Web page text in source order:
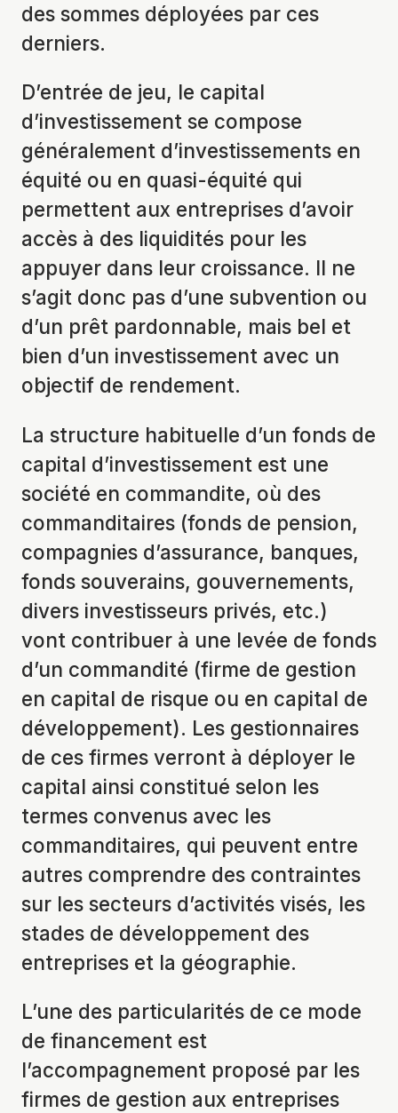
des sommes déployées par ces
derniers.
D’entrée de jeu, le capital
d’investissement se compose
généralement d’investissements en
équité ou en quasi-équité qui
permettent aux entreprises d’avoir
accès à des liquidités pour les
appuyer dans leur croissance. Il ne
s’agit donc pas d’une subvention ou
d’un prêt pardonnable, mais bel et
bien d’un investissement avec un
objectif de rendement.
La structure habituelle d’un fonds de
capital d’investissement est une
société en commandite, où des
commanditaires (fonds de pension,
compagnies d’assurance, banques,
fonds souverains, gouvernements,
divers investisseurs privés, etc.)
vont contribuer à une levée de fonds
d’un commandité (firme de gestion
en capital de risque ou en capital de
développement). Les gestionnaires
de ces firmes verront à déployer le
capital ainsi constitué selon les
termes convenus avec les
commanditaires, qui peuvent entre
autres comprendre des contraintes
sur les secteurs d’activités visés, les
stades de développement des
entreprises et la géographie.
L’une des particularités de ce mode
de financement est
l’accompagnement proposé par les
firmes de gestion aux entreprises